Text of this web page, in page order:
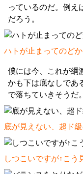
っているのだ。例え
だろう。
ハトが止まってのど
僕には今、これが綱
かも下は底なしであ
で落ちていきそうだ。
底が見えない、超ド
しつこいですが↑こう